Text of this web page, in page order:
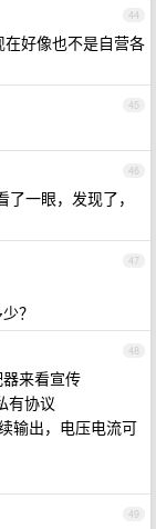
44
好像也不是自营各
45
46
一眼，发现了，
47
？
48
来看宣传
有协议
输出，电压电流可
49